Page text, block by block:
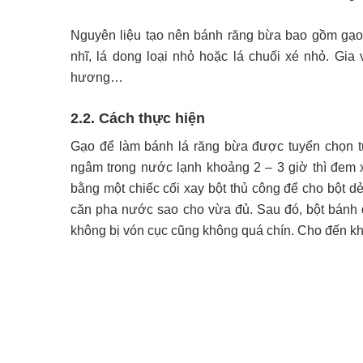
Nguyên liệu tạo nên bánh răng bừa bao gồm
nhĩ, lá dong loại nhỏ hoặc lá chuối xé nhỏ.
hương…
2.2. Cách thực hiện
Gạo để làm bánh lá răng bừa được tuyển chọn
ngâm trong nước lạnh khoảng 2 – 3 giờ thì
bằng một chiếc cối xay bột thủ công để cho bột
căn pha nước sao cho vừa đủ. Sau đó, bột
không bị vón cục cũng không quá chín. Cho đến